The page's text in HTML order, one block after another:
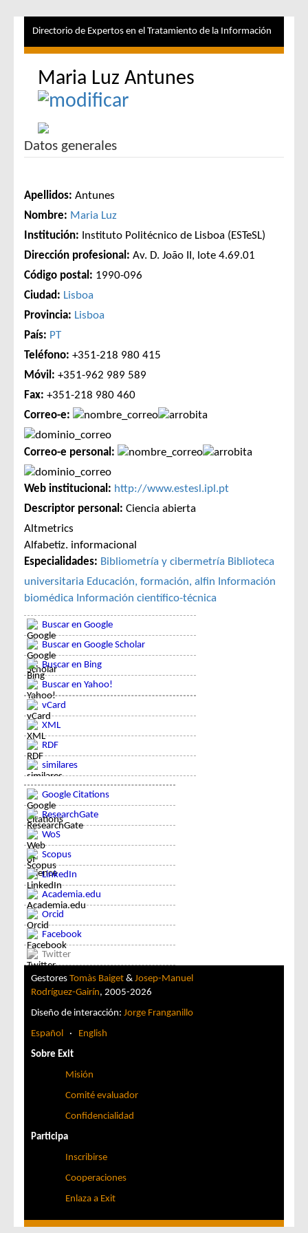
Directorio de Expertos en el Tratamiento de la Información
Maria Luz Antunes
Datos generales
Apellidos: Antunes
Nombre: Maria Luz
Institución: Instituto Politécnico de Lisboa (ESTeSL)
Dirección profesional: Av. D. João II, lote 4.69.01
Código postal: 1990-096
Ciudad: Lisboa
Provincia: Lisboa
País: PT
Teléfono: +351-218 980 415
Móvil: +351-962 989 589
Fax: +351-218 980 460
Correo-e:
Correo-e personal:
Web institucional: http://www.estesl.ipl.pt
Descriptor personal: Ciencia abierta
Altmetrics
Alfabetiz. informacional
Especialidades: Bibliometría y cibermetría Biblioteca
universitaria Educación, formación, alfin Información
biomédica Información científico-técnica
Buscar en Google
Buscar en Google Scholar
Buscar en Bing
Buscar en Yahoo!
vCard
XML
RDF
similares
Google Citations
ResearchGate
WoS
Scopus
LinkedIn
Academia.edu
Orcid
Facebook
Twitter
Gestores Tomàs Baiget & Josep-Manuel
Rodríguez-Gairín, 2005-2026
Diseño de interacción: Jorge Franganillo
Español
·
English
Sobre Exit
Misión
Comité evaluador
Confidencialidad
Participa
Inscribirse
Cooperaciones
Enlaza a Exit